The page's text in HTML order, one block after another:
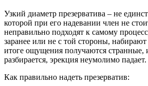
Узкий диаметр презерватива – не
которой при его надевании член не
неправильно подходят к самому
заранее или не с той стороны,
итоге ощущения получаются
разбирается, эрекция неумолимо падает.
Как правильно надеть презерватив: